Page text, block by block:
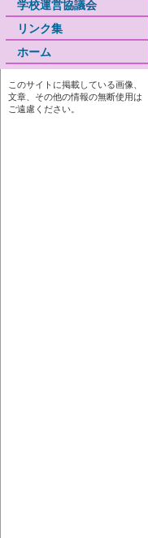
学校運営協議会
リンク集
ホーム
このサイトに掲載している画像、
文章、その他の情報の無断使用は
ご遠慮ください。